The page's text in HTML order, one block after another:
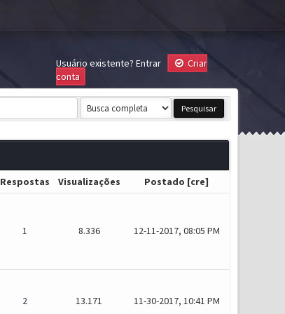
Usuário existente? Entrar
Criar
conta
Respostas Visualizações Postado [cre]
1 8.336 12-11-2017, 08:05 PM
2 13.171 11-30-2017, 10:41 PM